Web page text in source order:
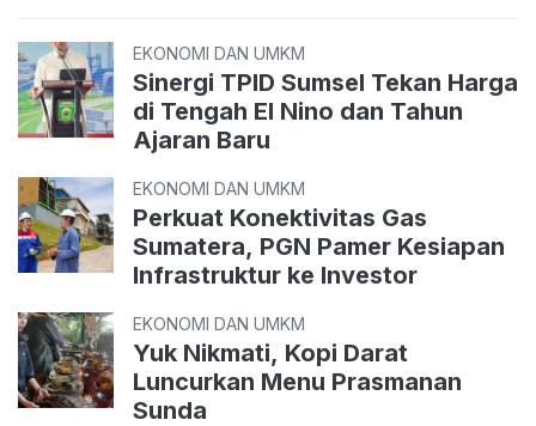
EKONOMI DAN UMKM
Sinergi TPID Sumsel Tekan Harga
di Tengah El Nino dan Tahun
Ajaran Baru
EKONOMI DAN UMKM
Perkuat Konektivitas Gas
Sumatera, PGN Pamer Kesiapan
Infrastruktur ke Investor
EKONOMI DAN UMKM
Yuk Nikmati, Kopi Darat
Luncurkan Menu Prasmanan
Sunda